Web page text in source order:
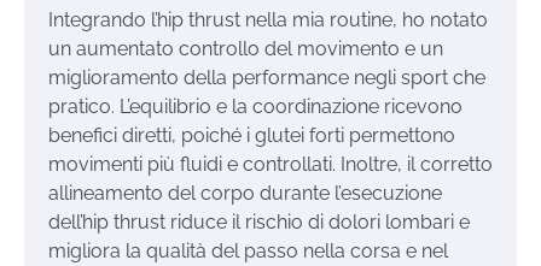
Integrando l’hip thrust nella mia routine, ho notato
un aumentato controllo del movimento e un
miglioramento della performance negli sport che
pratico. L’equilibrio e la coordinazione ricevono
benefici diretti, poiché i glutei forti permettono
movimenti più fluidi e controllati. Inoltre, il corretto
allineamento del corpo durante l’esecuzione
dell’hip thrust riduce il rischio di dolori lombari e
migliora la qualità del passo nella corsa e nel